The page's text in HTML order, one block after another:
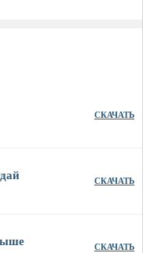
СКАЧАТЬ
СКАЧАТЬ
СКАЧАТЬ